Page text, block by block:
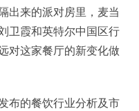
出来的派对房里，麦当
卫霞和英特尔中国区行
对这家餐厅的新变化做
布的餐饮行业分析及市